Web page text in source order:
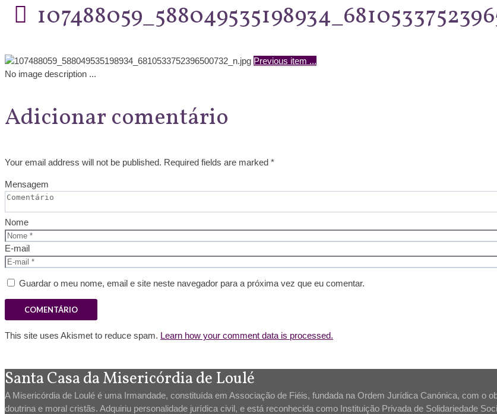
Previous item ...
No image description ...
Adicionar comentário
Your email address will not be published. Required fields are marked *
Mensagem
Nome
E-mail
Guardar o meu nome, email e site neste navegador para a próxima vez que eu comentar.
This site uses Akismet to reduce spam. Learn how your comment data is processed.
Santa Casa da Misericórdia de Loulé
A Misericórdia de Loulé é uma Irmandade, constituída em Associação de Fiéis, fundada na Ordem Jurídica Canónica, com o
doutrina e moral cristãs. Adquiriu personalidade jurídica civil, e está reconhecida como Instituição Privada de Solidariedade